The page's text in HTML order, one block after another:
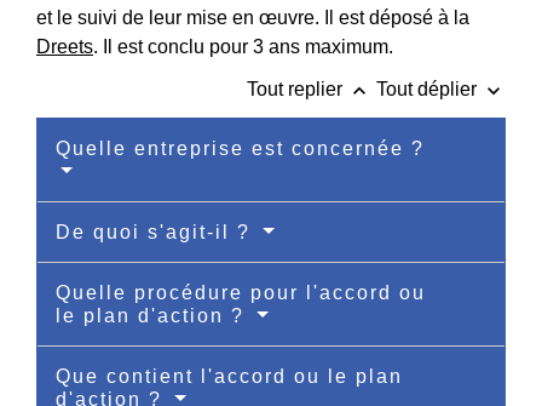
et le suivi de leur mise en œuvre. Il est déposé à la
Dreets. Il est conclu pour 3 ans maximum.
Tout replier keyboard_arrow_up Tout déplier keyboard_arrow_down
Quelle entreprise est concernée ?
De quoi s'agit-il ?
Quelle procédure pour l'accord ou
le plan d'action ?
Que contient l'accord ou le plan
d'action ?